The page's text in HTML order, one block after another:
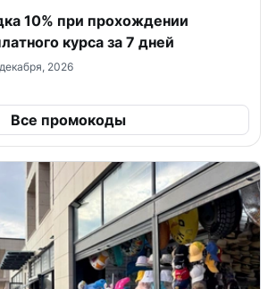
10% при прохождении
курса за 7 дней
2026
Все промокоды